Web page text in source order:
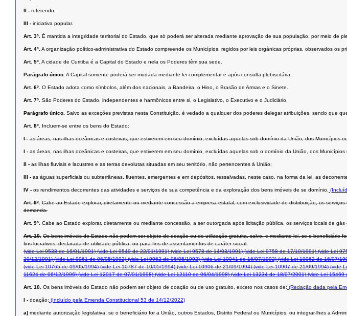
II - referendo;
III - iniciativa popular.
Art. 3º. É mantida a integridade territorial do Estado, que só poderá ser alterada mediante aprovação de sua população, por meio de
Art. 4º. A organização político-administrativa do Estado compreende os Municípios, regidos por leis orgânicas próprias, observados os
Art. 5º. A cidade de Curitiba é a Capital do Estado e nela os Poderes têm sua sede.
Parágrafo único. A Capital somente poderá ser mudada mediante lei complementar e após consulta plebiscitária.
Art. 6º. O Estado adota como símbolos, além dos nacionais, a Bandeira, o Hino, o Brasão de Armas e o Sinete.
Art. 7º. São Poderes do Estado, independentes e harmônicos entre si, o Legislativo, o Executivo e o Judiciário.
Parágrafo único. Salvo as exceções previstas nesta Constituição, é vedado a qualquer dos poderes delegar atribuições, sendo que
Art. 8º. Incluem-se entre os bens do Estado:
I - as áreas, nas ilhas oceânicas e costeiras, que estiverem em seu domínio, excluídas aquelas sob domínio da União, dos Municípios
I - as áreas, nas ilhas oceânicas e costeiras, que estiverem em seu domínio, excluídas aquelas sob o domínio da União, dos Municípios
II - as ilhas ﬂuviais e lacustres e as terras devolutas situadas em seu território, não pertencentes à União;
III - as águas superﬁciais ou subterrâneas, ﬂuentes, emergentes e em depósitos, ressalvadas, neste caso, na forma da lei, as
IV - os rendimentos decorrentes das atividades e serviços de sua competência e da exploração dos bens imóveis de se domínio.
Art. 9º. Cabe ao Estado explorar, diretamente ou mediante concessão a empresa estatal, com exclusividade de distribuição, os
demanda.
Art. 9º. Cabe ao Estado explorar, diretamente ou mediante concessão, a ser outorgada após licitação pública, os serviços locais de gás
Art. 10. Os bens imóveis do Estado não podem ser objeto de doação ou de utilização gratuita, salvo, e mediante lei, se o
ﬁns lucrativos, declarada de utilidade pública, ou para ﬁns de assentamentos de caráter social.
(vide Lei 9538 de 16/01/1991)(vide Lei 9549 de 22/01/1991)(vide Lei 9578 de 14/03/1991)(vide Lei 9758 de 17/10/1991)(vide Lei
20/12/1991)(vide Lei 9961 de 06/05/1992)(vide Lei 9962 de 06/05/1992)(vide Lei 10041 de 16/07/1992)(vide Lei 10062 de 16/07/
(vide Lei 10765 de 09/05/1994)(vide Lei 10787 de 10/05/1994)(vide Lei 10906 de 21/09/1994)(vide Lei 10907 de 21/09/1994)(vide
11624 de 06/12/1996)(vide Lei 12017 de 07/01/1998)(vide Lei 12110 de 06/04/1998)(vide Lei 13234 de 18/07/2001)(vide Lei 15469
Art. 10. Os bens imóveis do Estado não podem ser objeto de doação ou de uso gratuito, exceto nos casos de: (Redação dada pela
I - doação: (Incluído pela Emenda Constitucional 53 de 14/12/2022)
a) mediante autorização legislativa, se o beneficiário for a União, outros Estados, Distrito Federal ou Municípios, ou integrar-lhes a